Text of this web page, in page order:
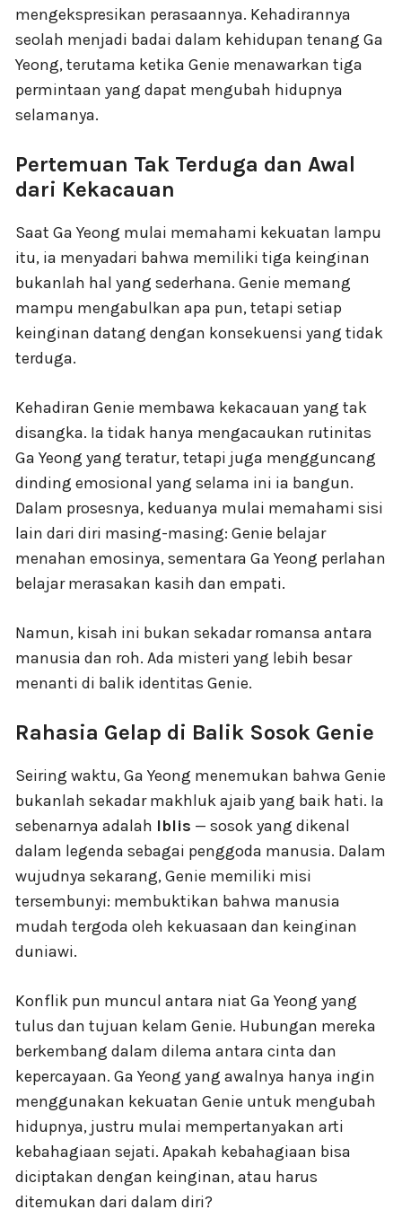
mengekspresikan perasaannya. Kehadirannya
seolah menjadi badai dalam kehidupan tenang Ga
Yeong, terutama ketika Genie menawarkan tiga
permintaan yang dapat mengubah hidupnya
selamanya.
Pertemuan Tak Terduga dan Awal
dari Kekacauan
Saat Ga Yeong mulai memahami kekuatan lampu
itu, ia menyadari bahwa memiliki tiga keinginan
bukanlah hal yang sederhana. Genie memang
mampu mengabulkan apa pun, tetapi setiap
keinginan datang dengan konsekuensi yang tidak
terduga.
Kehadiran Genie membawa kekacauan yang tak
disangka. Ia tidak hanya mengacaukan rutinitas
Ga Yeong yang teratur, tetapi juga mengguncang
dinding emosional yang selama ini ia bangun.
Dalam prosesnya, keduanya mulai memahami sisi
lain dari diri masing-masing: Genie belajar
menahan emosinya, sementara Ga Yeong perlahan
belajar merasakan kasih dan empati.
Namun, kisah ini bukan sekadar romansa antara
manusia dan roh. Ada misteri yang lebih besar
menanti di balik identitas Genie.
Rahasia Gelap di Balik Sosok Genie
Seiring waktu, Ga Yeong menemukan bahwa Genie
bukanlah sekadar makhluk ajaib yang baik hati. Ia
sebenarnya adalah Iblis — sosok yang dikenal
dalam legenda sebagai penggoda manusia. Dalam
wujudnya sekarang, Genie memiliki misi
tersembunyi: membuktikan bahwa manusia
mudah tergoda oleh kekuasaan dan keinginan
duniawi.
Konflik pun muncul antara niat Ga Yeong yang
tulus dan tujuan kelam Genie. Hubungan mereka
berkembang dalam dilema antara cinta dan
kepercayaan. Ga Yeong yang awalnya hanya ingin
menggunakan kekuatan Genie untuk mengubah
hidupnya, justru mulai mempertanyakan arti
kebahagiaan sejati. Apakah kebahagiaan bisa
diciptakan dengan keinginan, atau harus
ditemukan dari dalam diri?